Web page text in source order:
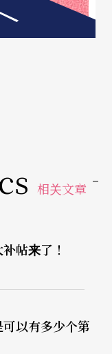
场听众一致好
》更是一绝，虽
，以达到更快
尼当年的丰
敛的布拉姆
再只是一位
高超技术，更
替尼《魔鬼的
为著名的炫技
相关文章
帖来了！
以有多少个第